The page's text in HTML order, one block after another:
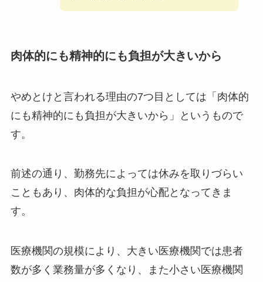
肉体的にも精神的にも負担が大きいから
やめとけと言われる理由の7つ目としては「肉体的
にも精神的にも負担が大きいから」というもので
す。
前述の通り、勤務先によっては休みを取りづらい
こともあり、肉体的な負担が心配となってきま
す。
医療機関の規模により、大きい医療機関では患者
数が多く業務量が多くなり、また小さい医療機関